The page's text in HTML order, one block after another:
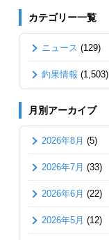
カテゴリー一覧
ニュース (129)
釣果情報 (1,503)
月別アーカイブ
2026年8月 (5)
2026年7月 (33)
2026年6月 (22)
2026年5月 (12)